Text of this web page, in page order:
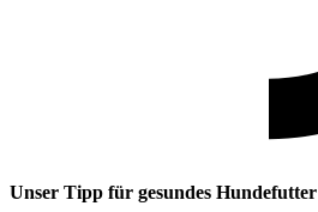
Unser Tipp für gesundes Hundefutter